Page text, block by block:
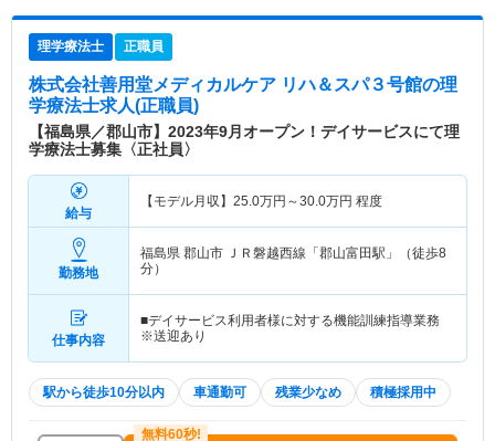
理学療法士 正職員
株式会社善用堂メディカルケア リハ＆スパ３号館の理
学療法士求人(正職員)
【福島県／郡山市】2023年9月オープン！デイサービスにて理
学療法士募集〈正社員〉
給与
【モデル月収】 25.0万円～30.0万円 程度
勤務地
福島県 郡山市 ＪＲ磐越西線「郡山富田駅」（徒歩8
分）
仕事内容
■デイサービス利用者様に対する機能訓練指導業務
※送迎あり
駅から徒歩10分以内 車通勤可 残業少なめ 積極採用中